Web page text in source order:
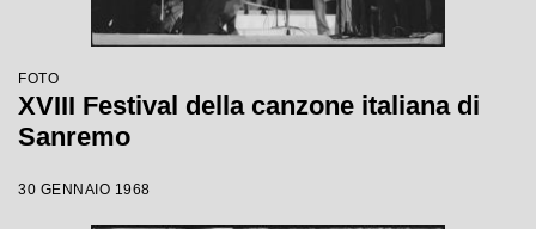
FOTO
XVIII Festival della canzone italiana di
Sanremo
30 GENNAIO 1968